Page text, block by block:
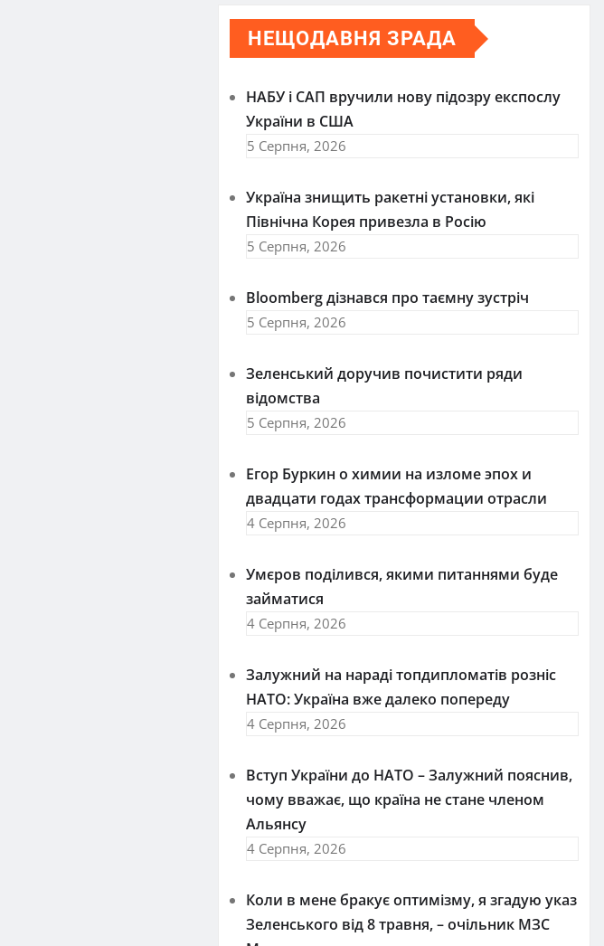
НЕЩОДАВНЯ ЗРАДА
НАБУ і САП вручили нову підозру експослу
України в США
5 Серпня, 2026
Україна знищить ракетні установки, які
Північна Корея привезла в Росію
5 Серпня, 2026
Bloomberg дізнався про таємну зустріч
5 Серпня, 2026
Зеленський доручив почистити ряди
відомства
5 Серпня, 2026
Егор Буркин о химии на изломе эпох и
двадцати годах трансформации отрасли
4 Серпня, 2026
Умєров поділився, якими питаннями буде
займатися
4 Серпня, 2026
Залужний на нараді топдипломатів розніс
НАТО: Україна вже далеко попереду
4 Серпня, 2026
Вступ України до НАТО – Залужний пояснив,
чому вважає, що країна не стане членом
Альянсу
4 Серпня, 2026
Коли в мене бракує оптимізму, я згадую указ
Зеленського від 8 травня, – очільник МЗС